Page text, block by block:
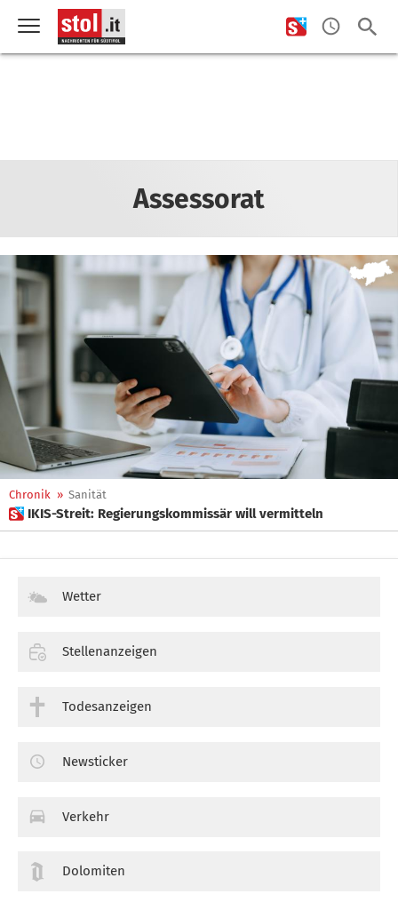
Assessorat
Chronik » Sanität
 IKIS-Streit: Regierungskommissär will vermitteln
Wetter
Stellenanzeigen
Todesanzeigen
Newsticker
Verkehr
Dolomiten